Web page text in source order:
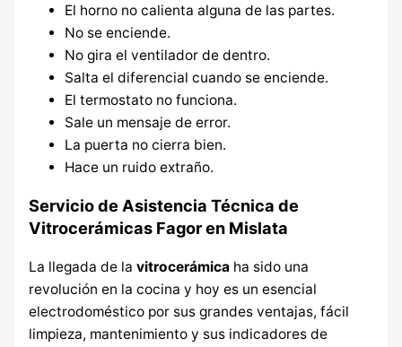
El horno no calienta alguna de las partes.
No se enciende.
No gira el ventilador de dentro.
Salta el diferencial cuando se enciende.
El termostato no funciona.
Sale un mensaje de error.
La puerta no cierra bien.
Hace un ruido extraño.
Servicio de Asistencia Técnica de
Vitrocerámicas Fagor en Mislata
La llegada de la vitrocerámicaha sido una
revolución en la cocina y hoy es un esencial
electrodoméstico por sus grandes ventajas, fácil
limpieza, mantenimiento y sus indicadores de